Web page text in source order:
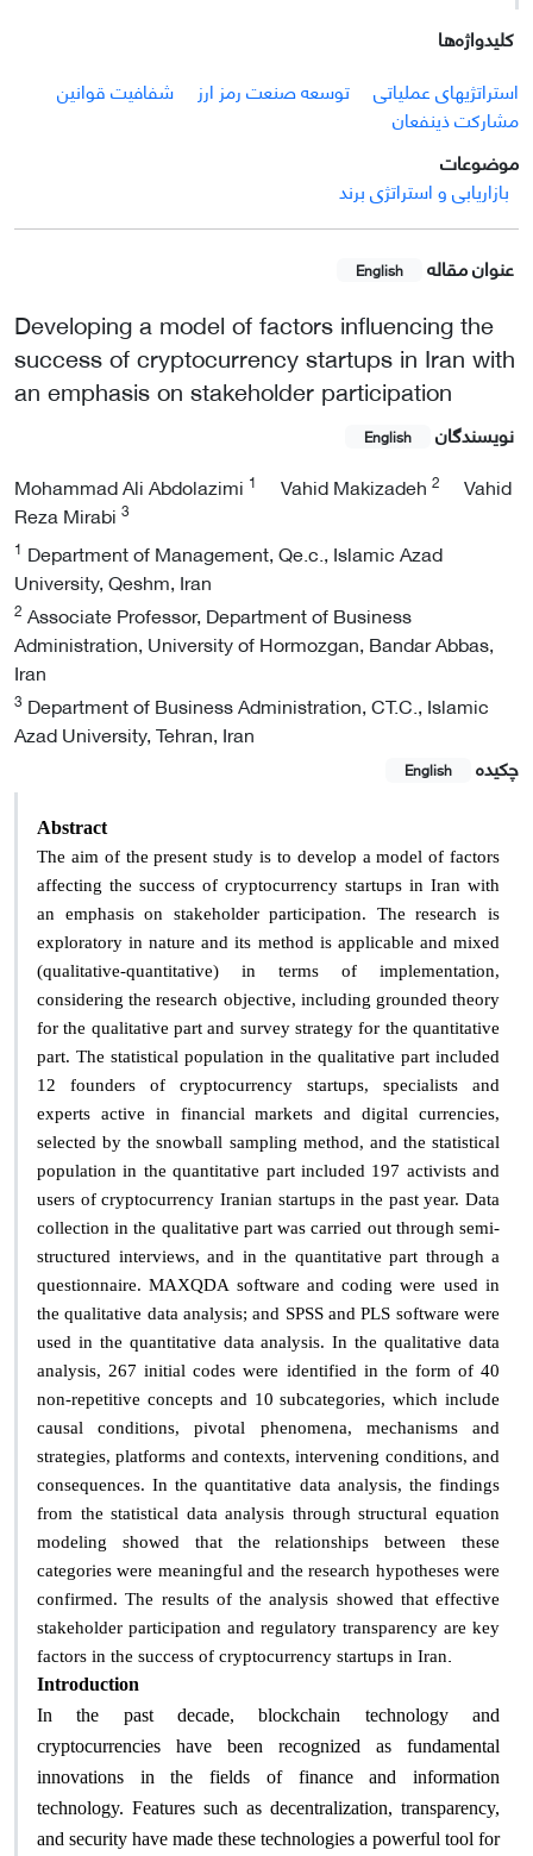
کلیدواژه‌ها
استراتژیهای عملیاتی
توسعه صنعت رمز ارز
شفافیت قوانین
مشارکت ذینفعان
موضوعات
بازاریابی و استراتژی برند
عنوان مقاله English
Developing a model of factors influencing the
success of cryptocurrency startups in Iran with
an emphasis on stakeholder participation
نویسندگان English
Mohammad Ali Abdolazimi 1 Vahid Makizadeh 2
Vahid
Reza Mirabi 3
1 Department of Management, Qe.c., Islamic Azad
University, Qeshm, Iran
2 Associate Professor, Department of Business
Administration, University of Hormozgan, Bandar Abbas,
Iran
3 Department of Business Administration, CT.C., Islamic
Azad University, Tehran, Iran
چکیده
English
Abstract
The aim of the present study is to develop a model of factors
affecting the success of cryptocurrency startups in Iran with
an emphasis on stakeholder participation. The research is
exploratory in nature and its method is applicable and mixed
(qualitative-quantitative) in terms of implementation,
considering the research objective, including grounded theory
for the qualitative part and survey strategy for the quantitative
part. The statistical population in the qualitative part included
12 founders of cryptocurrency startups, specialists and
experts active in financial markets and digital currencies,
selected by the snowball sampling method, and the statistical
population in the quantitative part included 197 activists and
users of cryptocurrency Iranian startups in the past year. Data
collection in the qualitative part was carried out through semi-
structured interviews, and in the quantitative part through a
questionnaire. MAXQDA software and coding were used in
the qualitative data analysis; and SPSS and PLS software were
used in the quantitative data analysis. In the qualitative data
analysis, 267 initial codes were identified in the form of 40
non-repetitive concepts and 10 subcategories, which include
causal conditions, pivotal phenomena, mechanisms and
strategies, platforms and contexts, intervening conditions, and
consequences. In the quantitative data analysis, the findings
from the statistical data analysis through structural equation
modeling showed that the relationships between these
categories were meaningful and the research hypotheses were
confirmed. The results of the analysis showed that effective
stakeholder participation and regulatory transparency are key
factors in the success of cryptocurrency startups in Iran.
Introduction
In the past decade, blockchain technology and
cryptocurrencies have been recognized as fundamental
innovations in the fields of finance and information
technology. Features such as decentralization, transparency,
and security have made these technologies a powerful tool for